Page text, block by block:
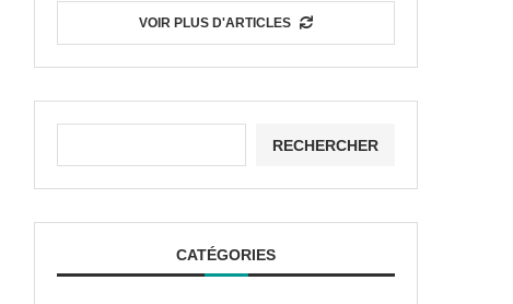
VOIR PLUS D'ARTICLES
RECHERCHER
CATÉGORIES